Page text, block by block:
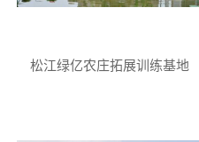
松江绿亿农庄拓展训练基地